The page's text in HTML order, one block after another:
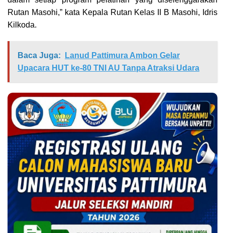
Rutan Masohi,” kata Kepala Rutan Kelas II B Masohi, Idris
Kilkoda.
Baca Juga:
Lanud Pattimura Ambon Gelar
Upacara HUT ke-80 TNI AU Tanpa Atraksi Udara